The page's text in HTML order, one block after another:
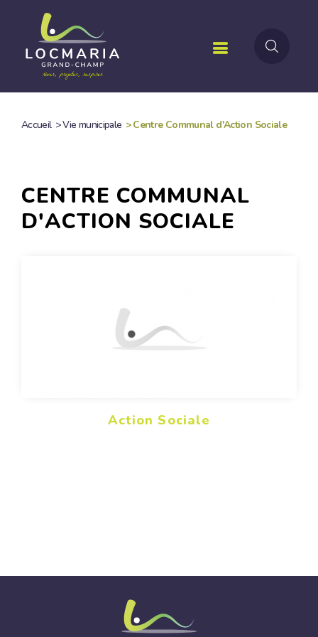
contenu
principal
Accueil >Vie municipale >Centre Communal d'Action Sociale
CENTRE COMMUNAL
D'ACTION SOCIALE
Action Sociale